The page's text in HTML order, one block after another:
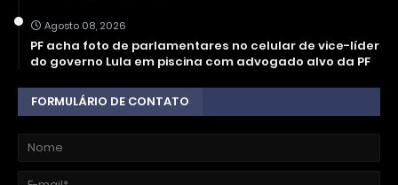
Agosto 08, 2026
PF acha foto de parlamentares no celular de vice-líder
do governo Lula em piscina com advogado alvo da PF
FORMULÁRIO DE CONTATO